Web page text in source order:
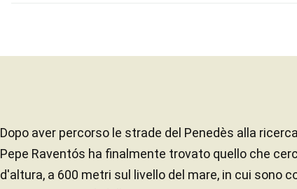
Dopo aver percorso le strade del Penedès alla
Pepe Raventós ha finalmente trovato quello che
d'altura, a 600 metri sul livello del mare, in cui sono